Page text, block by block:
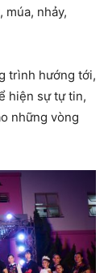
nhảy,
trình hướng tới,
hiện sự tự tin,
những vòng